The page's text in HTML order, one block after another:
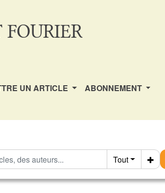
UN ARTICLE ABONNEMENT
Tout